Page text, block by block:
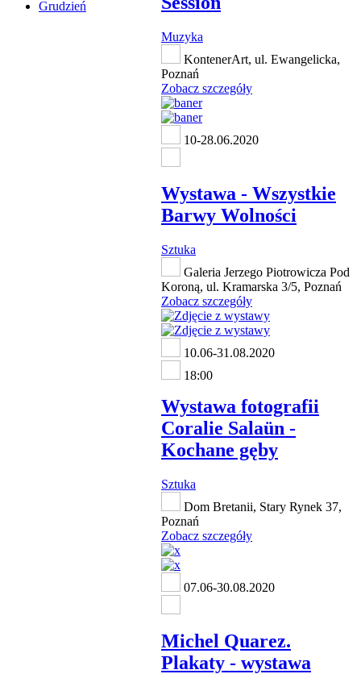
Grudzień
Muzyka
KontenerArt, ul. Ewangelicka,
Poznań
Zobacz szczegóły
10-28.06.2020
Wystawa - Wszystkie
Barwy Wolności
Sztuka
Galeria Jerzego Piotrowicza Pod
Koroną, ul. Kramarska 3/5, Poznań
Zobacz szczegóły
10.06-31.08.2020
18:00
Wystawa fotografii
Coralie Salaün -
Kochane gęby
Sztuka
Dom Bretanii, Stary Rynek 37,
Poznań
Zobacz szczegóły
07.06-30.08.2020
Michel Quarez.
Plakaty - wystawa